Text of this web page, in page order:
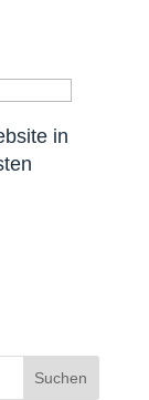
in
Suchen